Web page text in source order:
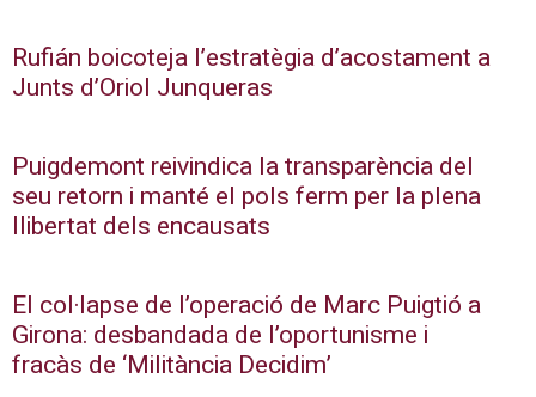
Rufián boicoteja l’estratègia d’acostament a
Junts d’Oriol Junqueras
Puigdemont reivindica la transparència del
seu retorn i manté el pols ferm per la plena
llibertat dels encausats
El col·lapse de l’operació de Marc Puigtió a
Girona: desbandada de l’oportunisme i
fracàs de ‘Militància Decidim’